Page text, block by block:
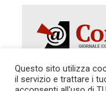
Autorizzazione del
Questo sito utilizza
il servizio e trattare i